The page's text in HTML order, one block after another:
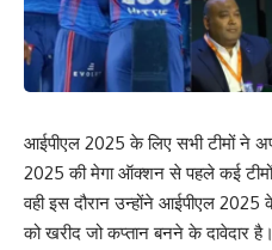
आईपीएल 2025 के लिए सभी टीमों ने
2025 की मेगा ऑक्शन से पहले कई
वही इस दौरान उन्होंने आईपीएल
को खरीद जो कप्तान बनने के दावेदार